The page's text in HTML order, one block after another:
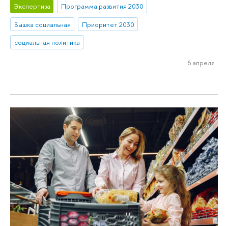
Экспертиза
Программа развития 2030
Вышка социальная
Приоритет 2030
социальная политика
6 апреля